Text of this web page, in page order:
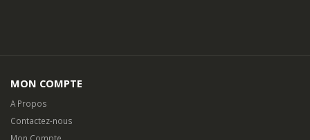
MON COMPTE
A Propos
Contactez-nous